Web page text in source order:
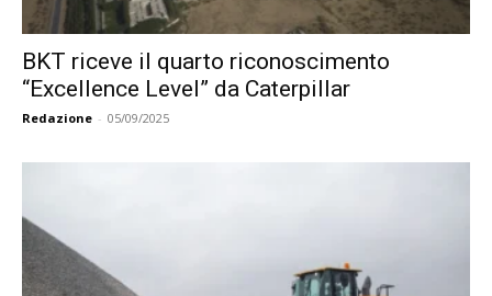
BKT riceve il quarto riconoscimento
“Excellence Level” da Caterpillar
Redazione - 05/09/2025